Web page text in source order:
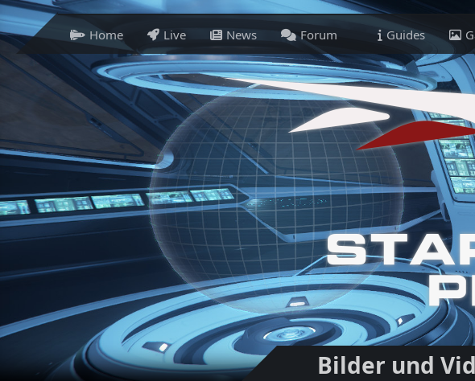
Home Live News Forum Guides
Bilder und